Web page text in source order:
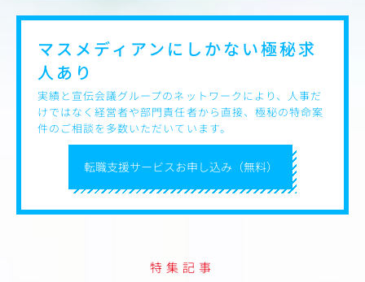
転職支援サービスお申し込み（無料）
マスメディアンにしかない極秘求
人あり
実績と宣伝会議グループのネットワークにより、人事だ
けではなく経営者や部門責任者から直接、極秘の特命案
件のご相談を多数いただいています。
特集記事